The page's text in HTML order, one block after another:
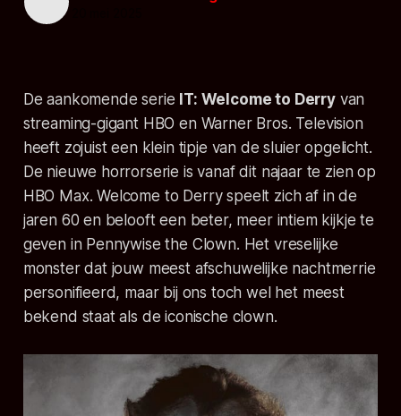
De aankomende serie IT: Welcome to Derryvan
streaming-gigant HBO en Warner Bros. Television
heeft zojuist een klein tipje van de sluier opgelicht.
De nieuwe horrorserie is vanaf dit najaar te zien op
HBO Max. Welcome to Derry speelt zich af in de
jaren 60 en belooft een beter, meer intiem kijkje te
geven in Pennywise the Clown. Het vreselijke
monster dat jouw meest afschuwelijke nachtmerrie
personifieerd, maar bij ons toch wel het meest
bekend staat als de iconische clown.